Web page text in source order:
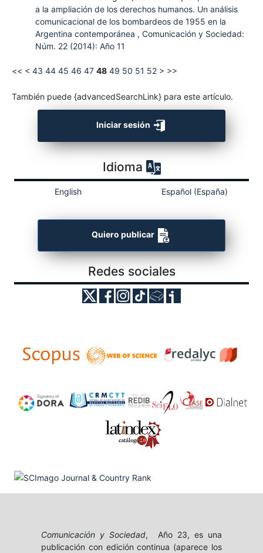
a la ampliación de los derechos humanos. Un análisis
comunicacional de los bombardeos de 1955 en la
Argentina contemporánea , Comunicación y Sociedad:
Núm. 22 (2014): Año 11
<< < 43 44 45 46 47 48 49 50 51 52 > >>
También puede {advancedSearchLink} para este artículo.
Iniciar sesión
Idioma
English Español (España)
Quiero publicar
Redes sociales
Comunicación y Sociedad, Año 23, es una
publicación con edición continua (aparece los